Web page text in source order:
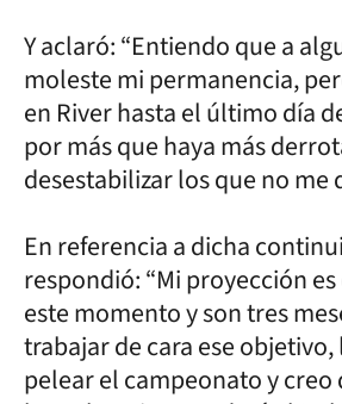
Y aclaró: “Entiendo que a
moleste mi permanencia,
en River hasta el último día
por más que haya más
desestabilizar los que no me
En referencia a dicha
respondió: “Mi proyección
este momento y son tres
trabajar de cara ese objetivo,
pelear el campeonato y